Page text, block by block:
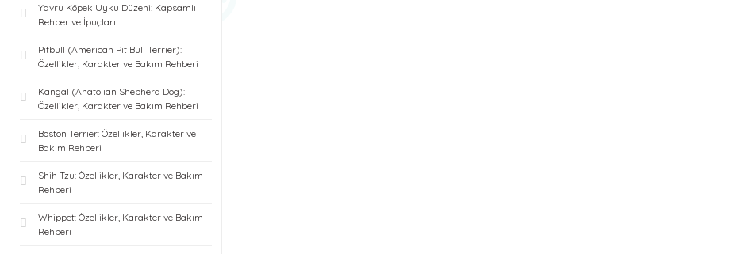
Yavru Köpek Uyku Düzeni: Kapsamlı
Rehber ve İpuçları
Pitbull (American Pit Bull Terrier):
Özellikler, Karakter ve Bakım Rehberi
Kangal (Anatolian Shepherd Dog):
Özellikler, Karakter ve Bakım Rehberi
Boston Terrier: Özellikler, Karakter ve
Bakım Rehberi
Shih Tzu: Özellikler, Karakter ve Bakım
Rehberi
Whippet: Özellikler, Karakter ve Bakım
Rehberi